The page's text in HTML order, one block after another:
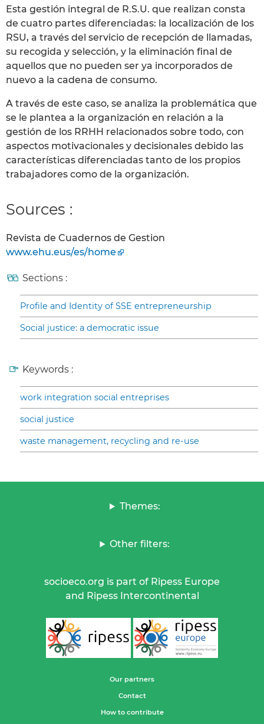
Esta gestión integral de R.S.U. que realizan consta
de cuatro partes diferenciadas: la localización de los
RSU, a través del servicio de recepción de llamadas,
su recogida y selección, y la eliminación final de
aquellos que no pueden ser ya incorporados de
nuevo a la cadena de consumo.
A través de este caso, se analiza la problemática que
se le plantea a la organización en relación a la
gestión de los RRHH relacionados sobre todo, con
aspectos motivacionales y decisionales debido las
características diferenciadas tanto de los propios
trabajadores como de la organización.
Sources :
Revista de Cuadernos de Gestion
www.ehu.eus/es/home
Sections :
Profile and Identity of SSE entrepreneurship
Social justice: a democratic issue
Keywords :
work integration social entreprises
social justice
waste management, recycling and re-use
Themes:
Other filters:
socioeco.org is part of Ripess Europe
and Ripess Intercontinental
Our partners
Contact
How to contribute